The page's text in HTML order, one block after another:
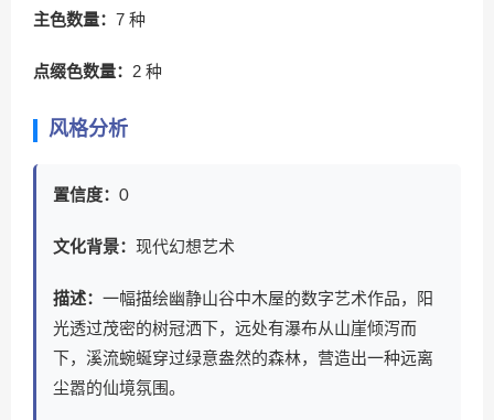
主色数量： 7 种
点缀色数量： 2 种
风格分析
置信度： 0
文化背景： 现代幻想艺术
描述： 一幅描绘幽静山谷中木屋的数字艺术作品，阳
光透过茂密的树冠洒下，远处有瀑布从山崖倾泻而
下，溪流蜿蜒穿过绿意盎然的森林，营造出一种远离
尘嚣的仙境氛围。